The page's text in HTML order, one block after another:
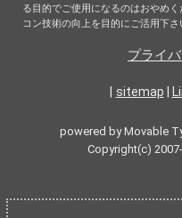
る目的でご使用になるのはおやめ
コン技術の向上を目的にご活用下さ
プライ
sitemap
powered by Movable
Copyright(c)